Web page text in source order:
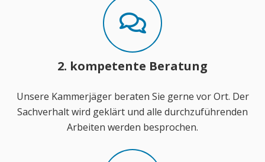
2. kompetente Beratung
Unsere Kammerjäger beraten Sie gerne vor Ort. Der
Sachverhalt wird geklärt und alle durchzuführenden
Arbeiten werden besprochen.